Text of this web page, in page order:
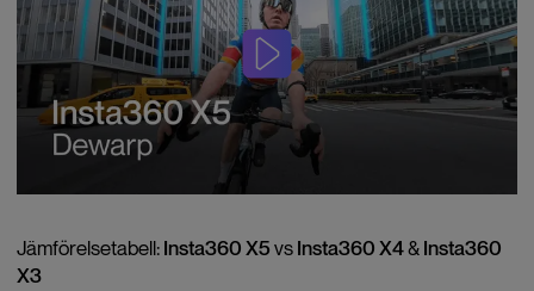
Jämförelsetabell:Insta360 X5vsInsta360 X4&Insta360
X3